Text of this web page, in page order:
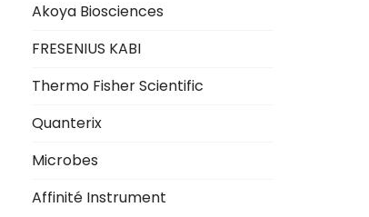
Akoya Biosciences
FRESENIUS KABI
Thermo Fisher Scientific
Quanterix
Microbes
Affinité Instrument